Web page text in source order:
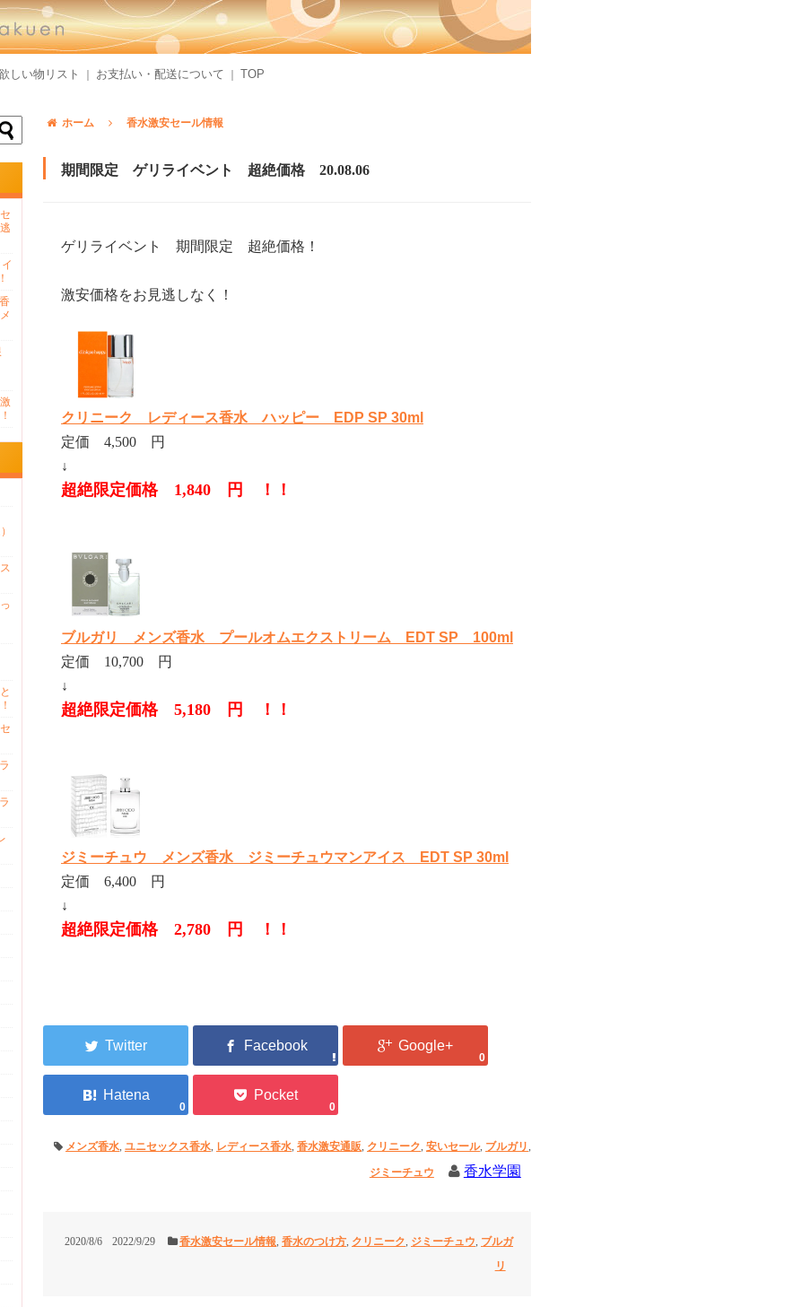
しい物リスト お支払い・配送について TOP
ホーム 香水激安セール情報
期間限定 ゲリライベント 超絶価格 20.08.06
ゲリライベント 期間限定 超絶価格！
激安価格をお見逃しなく！
クリニーク レディース香水 ハッピー EDP SP 30ml
定価 4,500 円
↓
超絶限定価格 1,840 円 ！！
ブルガリ メンズ香水 プールオムエクストリーム EDT SP 100ml
定価 10,700 円
↓
超絶限定価格 5,180 円 ！！
ジミーチュウ メンズ香水 ジミーチュウマンアイス EDT SP 30ml
定価 6,400 円
↓
超絶限定価格 2,780 円 ！！
0
0 0
メンズ香水, ユニセックス香水, レディース香水, 香水激安通販, クリニーク, 安いセール, ブルガリ,
ジミーチュウ 香水学園
2020/8/6 2022/9/29 香水激安セール情報, 香水のつけ方, クリニーク, ジミーチュウ, ブルガ
リ